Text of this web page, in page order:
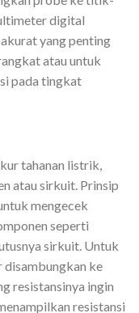
digital
yang penting
atau untuk
pada tingkat
tahanan listrik,
atau sirkuit. Prinsip
mengecek
seperti
sirkuit. Untuk
disambungkan ke
resistansinya ingin
resistansi